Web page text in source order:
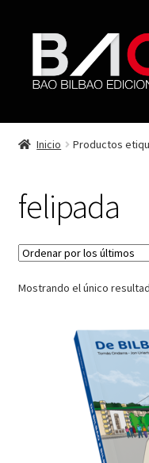
TIENDA
AUTORES
REVISTA BAO
CONTACTO
FINALIZAR COMPRA
Inicio Productos
felipada
Mostrando el único